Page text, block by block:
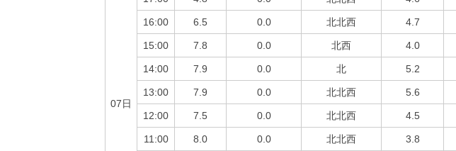
07日
16:00 6.5 0.0 北北西 4.7
15:00 7.8 0.0 北西 4.0
14:00 7.9 0.0 北 5.2
13:00 7.9 0.0 北北西 5.6
12:00 7.5 0.0 北北西 4.5
11:00 8.0 0.0 北北西 3.8